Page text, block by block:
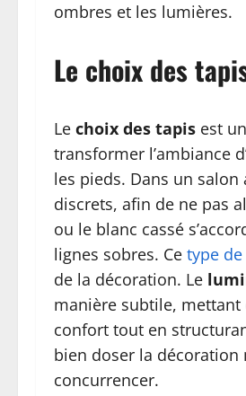
ombres et les lumières.
Le choix des
Le choix des tapis est
transformer l’ambiance
les pieds. Dans un salon
discrets, afin de ne pas
ou le blanc cassé
lignes sobres. Ce type
de la décoration. Le
manière subtile, mettant
confort tout en
bien doser la décoration
concurrencer.